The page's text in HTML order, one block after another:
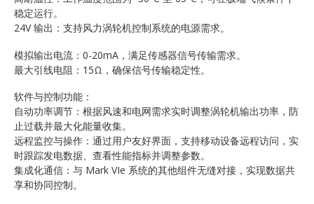
稳定运行。
24V 输出：支持风力涡轮机控制系统的电源需求。
模拟输出电流：0-20mA，满足传感器信号传输需求。
最大引线电阻：15Ω，确保信号传输稳定性。
软件与控制功能：
自动功率调节：根据风速和电网需求实时调整涡轮机输出功率，防
止过载并最大化能量收集。
远程监控与操作：通过用户友好界面，支持移动设备远程访问，实
时跟踪发电数据、查看性能指标并调整参数。
集成化通信：与 Mark VIe 系统的其他组件无缝对接，实现数据共
享和协同控制。